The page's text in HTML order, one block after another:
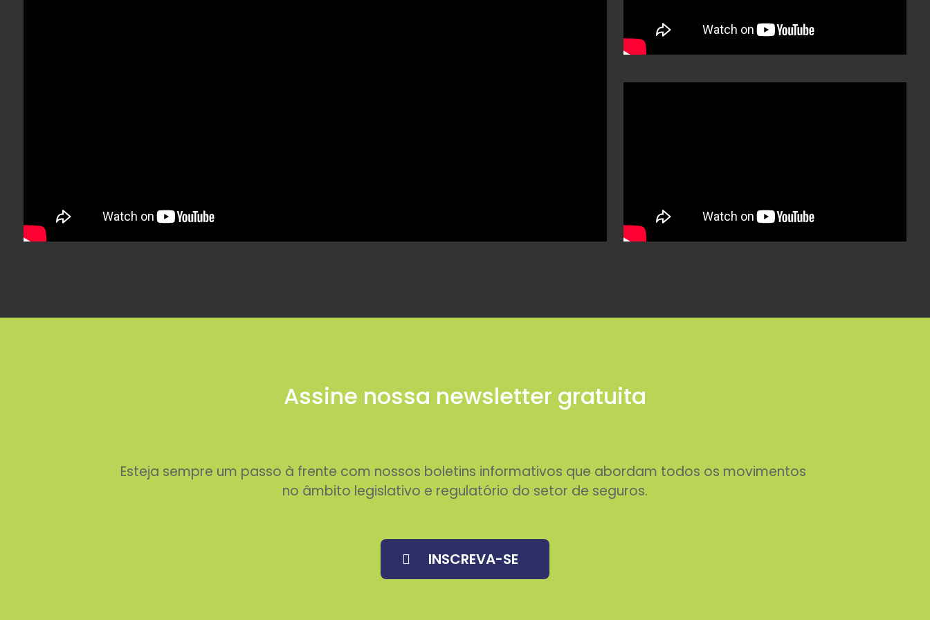
Assine nossa newsletter gratuita
Esteja sempre um passo à frente com nossos boletins informativos que abordam todos os movimentos
no âmbito legislativo e regulatório do setor de seguros.
INSCREVA-SE